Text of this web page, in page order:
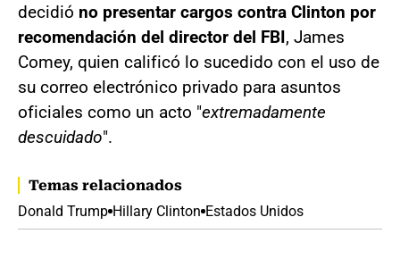
decidió no presentar cargos contra Clinton por
recomendación del director del FBI, James
Comey, quien calificó lo sucedido con el uso de
su correo electrónico privado para asuntos
oficiales como un acto "extremadamente
descuidado".
Temas relacionados
Donald Trump Hillary Clinton Estados Unidos